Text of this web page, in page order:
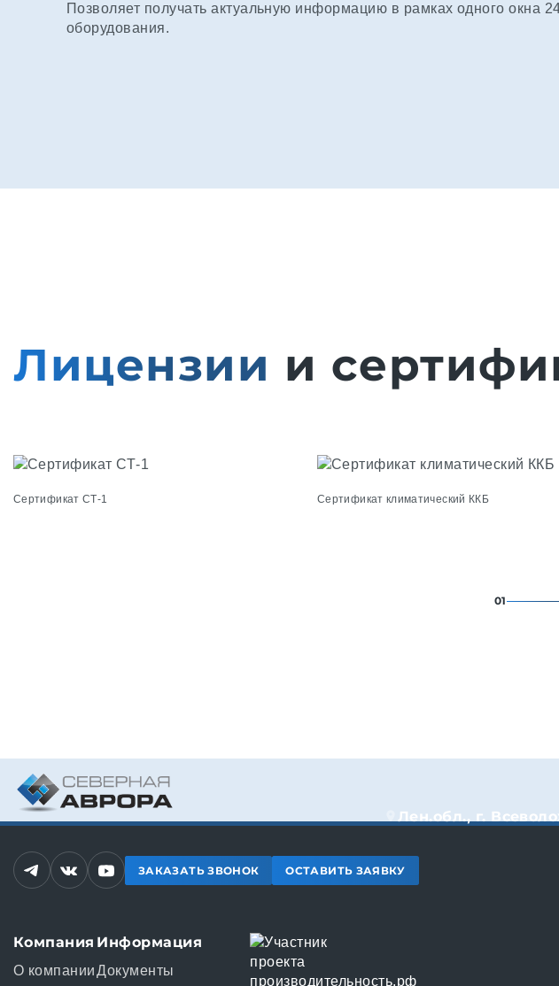
Позволяет получать актуальную информацию в рамках одного окна
оборудования.
Лицензии и
Сертификат СТ-1
Сертификат климатический ККБ
01
Лен.обл., г.
ЗАКАЗАТЬ ЗВОНОК ОСТАВИТЬ ЗАЯВКУ
Компания
О компании
Информация
Документы